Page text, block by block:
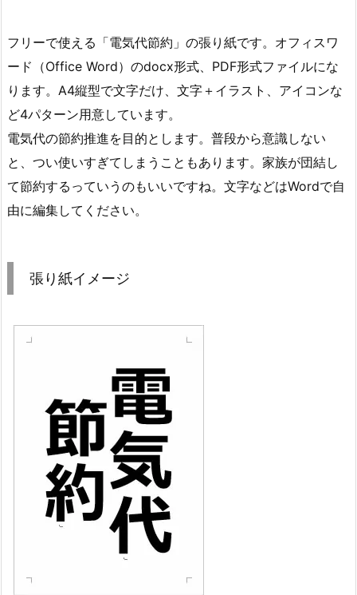
フリーで使える「電気代節約」の張り紙です。オフィスワ
ード（Office Word）のdocx形式、PDF形式ファイルにな
ります。A4縦型で文字だけ、文字＋イラスト、アイコンな
ど4パターン用意しています。
電気代の節約推進を目的とします。普段から意識しない
と、つい使いすぎてしまうこともあります。家族が団結し
て節約するっていうのもいいですね。文字などはWordで自
由に編集してください。
張り紙イメージ